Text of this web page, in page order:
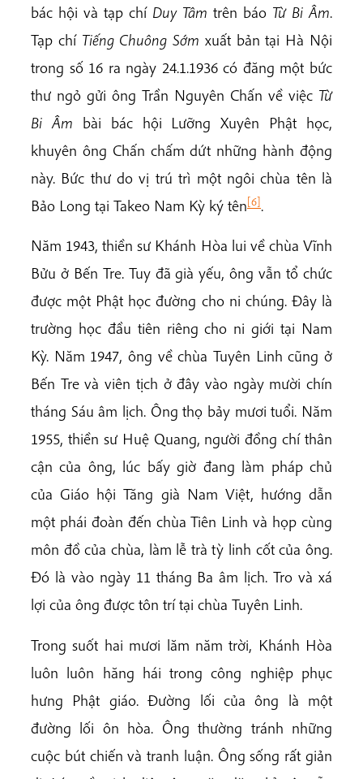
bác hội và tạp chí Duy Tâm trên báo Từ Bi Âm.
Tạp chí Tiếng Chuông Sớm xuất bản tại Hà Nội
trong số 16 ra ngày 24.1.1936 có đăng một bức
thư ngỏ gửi ông Trần Nguyên Chấn về việc Từ
Bi Âm bài bác hội Lưỡng Xuyên Phật học,
khuyên ông Chấn chấm dứt những hành động
này. Bức thư do vị trú trì một ngôi chùa tên là
Bảo Long tại Takeo Nam Kỳ ký tên[6].
Năm 1943, thiền sư Khánh Hòa lui về chùa Vĩnh
Bửu ở Bến Tre. Tuy đã già yếu, ông vẫn tổ chức
được một Phật học đường cho ni chúng. Đây là
trường học đầu tiên riêng cho ni giới tại Nam
Kỳ. Năm 1947, ông về chùa Tuyên Linh cũng ở
Bến Tre và viên tịch ở đây vào ngày mười chín
tháng Sáu âm lịch. Ông thọ bảy mươi tuổi. Năm
1955, thiền sư Huệ Quang, người đồng chí thân
cận của ông, lúc bấy giờ đang làm pháp chủ
của Giáo hội Tăng già Nam Việt, hướng dẫn
một phái đoàn đến chùa Tiên Linh và họp cùng
môn đồ của chùa, làm lễ trà tỳ linh cốt của ông.
Đó là vào ngày 11 tháng Ba âm lịch. Tro và xá
lợi của ông được tôn trí tại chùa Tuyên Linh.
Trong suốt hai mươi lăm năm trời, Khánh Hòa
luôn luôn hăng hái trong công nghiệp phục
hưng Phật giáo. Đường lối của ông là một
đường lối ôn hòa. Ông thường tránh những
cuộc bút chiến và tranh luận. Ông sống rất giản